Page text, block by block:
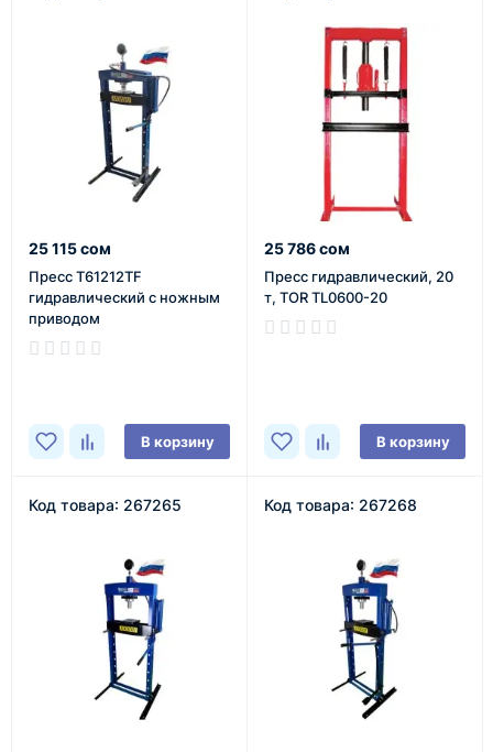
25 115 сом
Пресс T61212TF
гидравлический с ножным
приводом
В корзину
25 786 сом
Пресс гидравлический, 20
т, TOR TL0600-20
В корзину
Код товара: 267265 Код товара: 267268